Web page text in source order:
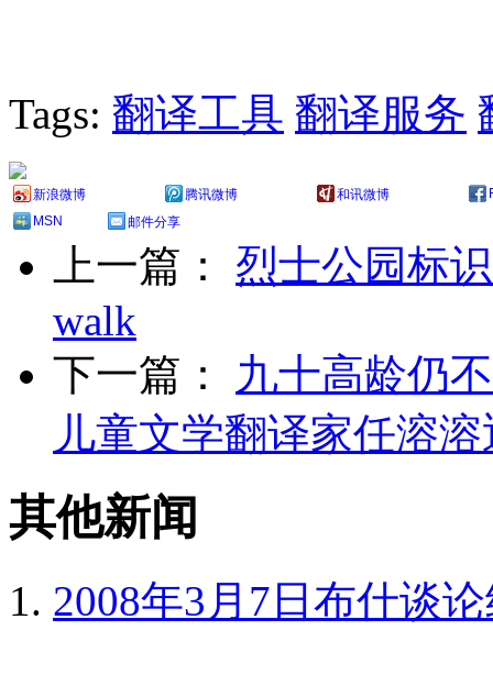
Tags: 翻译工具 翻译服务
新浪微博 腾讯微博 和讯微博
MSN
邮件分享
上一篇： 烈士公园标
walk
下一篇： 九十高龄仍
儿童文学翻译家任溶
其他新闻
2008年3月7日布什谈